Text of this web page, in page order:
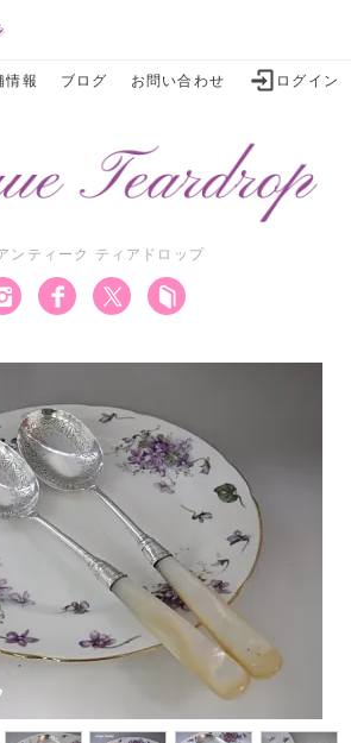
情報 ブログ お問い合わせ ログイン
ンティーク ティアドロップ